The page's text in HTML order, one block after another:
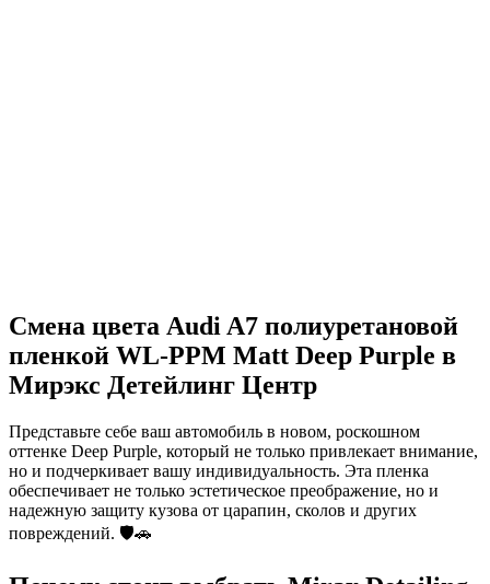
Смена цвета Audi A7 полиуретановой
пленкой WL-PPM Matt Deep Purple в
Мирэкс Детейлинг Центр
Представьте себе ваш автомобиль в новом, роскошном
оттенке Deep Purple, который не только привлекает внимание,
но и подчеркивает вашу индивидуальность. Эта пленка
обеспечивает не только эстетическое преображение, но и
надежную защиту кузова от царапин, сколов и других
повреждений. 🛡️🚗